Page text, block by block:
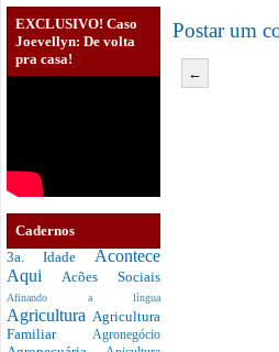
EXCLUSIVO! Caso
Joevellyn: De volta
pra casa!
Cadernos
3a. Idade Acontece
Aqui Acões Sociais
Afinando a língua
Agricultura Agricultura
Familiar Agronegócio
Postar um
←